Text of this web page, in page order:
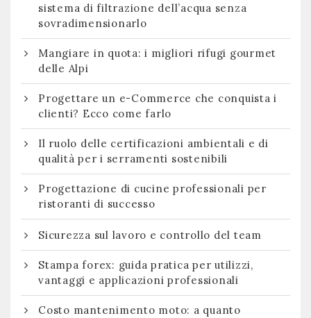
sistema di filtrazione dell’acqua senza
sovradimensionarlo
Mangiare in quota: i migliori rifugi gourmet
delle Alpi
Progettare un e-Commerce che conquista i
clienti? Ecco come farlo
Il ruolo delle certificazioni ambientali e di
qualità per i serramenti sostenibili
Progettazione di cucine professionali per
ristoranti di successo
Sicurezza sul lavoro e controllo del team
Stampa forex: guida pratica per utilizzi,
vantaggi e applicazioni professionali
Costo mantenimento moto: a quanto